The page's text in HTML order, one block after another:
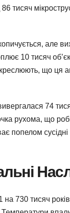
тисяч
але
10 тисяч
що ця
74
рухома, що
попелом
730 тисяч